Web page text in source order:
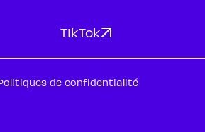
TikTok
de confidentialité